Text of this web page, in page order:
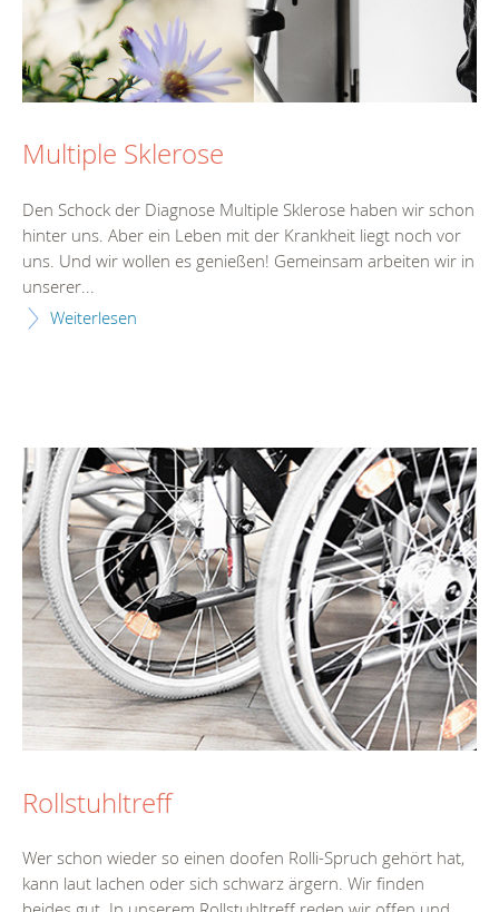
Multiple Sklerose
Den Schock der Diagnose Multiple Sklerose haben wir schon
hinter uns. Aber ein Leben mit der Krankheit liegt noch vor
uns. Und wir wollen es genießen! Gemeinsam arbeiten wir in
unserer...
Weiterlesen
Rollstuhltreff
Wer schon wieder so einen doofen Rolli-Spruch gehört hat,
kann laut lachen oder sich schwarz ärgern. Wir finden